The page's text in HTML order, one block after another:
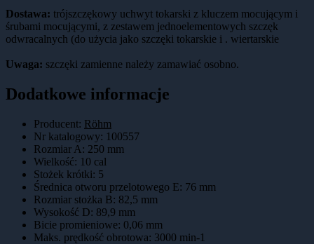
Dostawa: trójszczękowy uchwyt tokarski z kluczem mocującym i
śrubami mocującymi, z zestawem jednoelementowych szczęk
odwracalnych (do użycia jako szczęki tokarskie i . wiertarskie
Uwaga: szczęki zamienne należy zamawiać osobno.
Dodatkowe informacje
Producent: Röhm
Nr katalogowy: 100557
Rozmiar A: 250 mm
Wielkość: 10 cal
Stożek krótki: 5
Średnica otworu przelotowego E: 76 mm
Rozmiar stożka B: 82,5 mm
Wysokość D: 89,9 mm
Bicie promieniowe: 0,06 mm
Maks. prędkość obrotowa: 3000 min-1